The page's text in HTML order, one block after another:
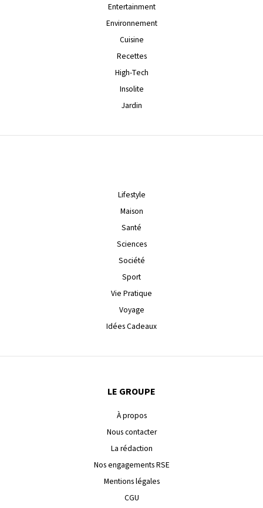
Entertainment
Environnement
Cuisine
Recettes
High-Tech
Insolite
Jardin
Lifestyle
Maison
Santé
Sciences
Société
Sport
Vie Pratique
Voyage
Idées Cadeaux
LE GROUPE
À propos
Nous contacter
La rédaction
Nos engagements RSE
Mentions légales
CGU